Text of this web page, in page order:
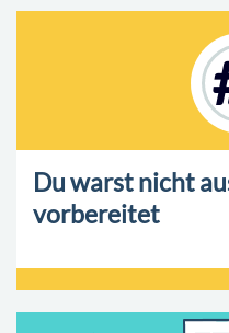
Du warst nicht
vorbereitet